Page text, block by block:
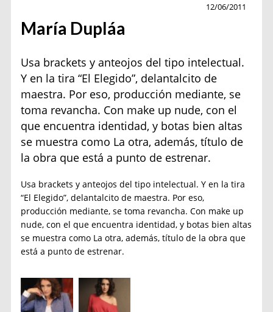
12/06/2011
María Dupláa
Usa brackets y anteojos del tipo intelectual.
Y en la tira “El Elegido”, delantalcito de
maestra. Por eso, producción mediante, se
toma revancha. Con make up nude, con el
que encuentra identidad, y botas bien altas
se muestra como La otra, además, título de
la obra que está a punto de estrenar.
Usa brackets y anteojos del tipo intelectual. Y en la tira
“El Elegido”, delantalcito de maestra. Por eso,
producción mediante, se toma revancha. Con make up
nude, con el que encuentra identidad, y botas bien altas
se muestra como La otra, además, título de la obra que
está a punto de estrenar.